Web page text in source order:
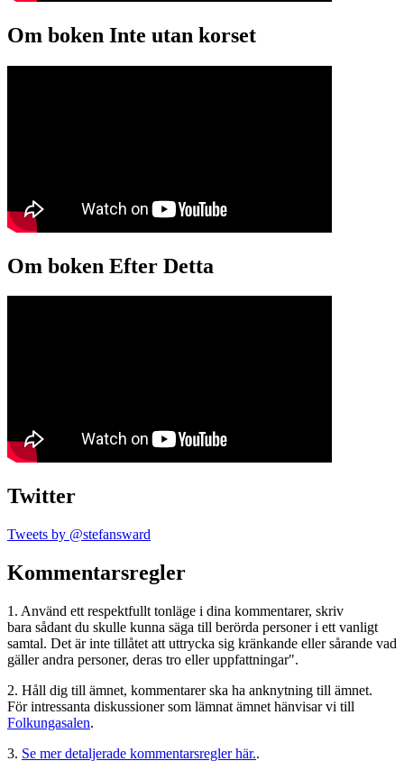
Om boken Inte utan korset
Om boken Efter Detta
Twitter
Tweets by @stefansward
Kommentarsregler
1. Använd ett respektfullt tonläge i dina kommentarer, skriv
bara sådant du skulle kunna säga till berörda personer i ett vanligt
samtal. Det är inte tillåtet att uttrycka sig kränkande eller sårande vad
gäller andra personer, deras tro eller uppfattningar".
2. Håll dig till ämnet, kommentarer ska ha anknytning till ämnet.
För intressanta diskussioner som lämnat ämnet hänvisar vi till
Folkungasalen.
3. Se mer detaljerade kommentarsregler här..